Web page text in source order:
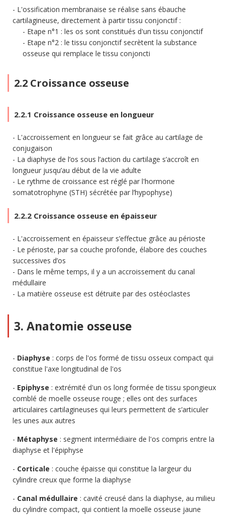
L'ossification membranaise se réalise sans ébauche
cartilagineuse, directement à partir tissu conjonctif :
Etape n°1 : les os sont constitués d'un tissu conjonctif
Etape n°2 : le tissu conjonctif secrètent la substance
osseuse qui remplace le tissu conjoncti
2.2 Croissance osseuse
2.2.1 Croissance osseuse en longueur
L'accroissement en longueur se fait grâce au cartilage de
conjugaison
La diaphyse de l’os sous l’action du cartilage s’accroît en
longueur jusqu’au début de la vie adulte
Le rythme de croissance est réglé par l'hormone
somatotrophyne (STH) sécrétée par l’hypophyse)
2.2.2 Croissance osseuse en épaisseur
L'accroissement en épaisseur s’effectue grâce au périoste
Le périoste, par sa couche profonde, élabore des couches
successives d’os
Dans le même temps, il y a un accroissement du canal
médullaire
La matière osseuse est détruite par des ostéoclastes
3. Anatomie osseuse
Diaphyse : corps de l'os formé de tissu osseux compact qui
constitue l'axe longitudinal de l'os
Epiphyse : extrémité d'un os long formée de tissu spongieux
comblé de moelle osseuse rouge ; elles ont des surfaces
articulaires cartilagineuses qui leurs permettent de s’articuler
les unes aux autres
Métaphyse : segment intermédiaire de l'os compris entre la
diaphyse et l'épiphyse
Corticale : couche épaisse qui constitue la largeur du
cylindre creux que forme la diaphyse
Canal médullaire : cavité creusé dans la diaphyse, au milieu
du cylindre compact, qui contient la moelle osseuse jaune